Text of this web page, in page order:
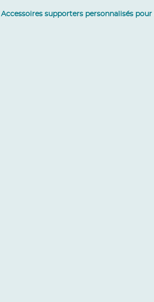
Accessoires supporters personnalisés